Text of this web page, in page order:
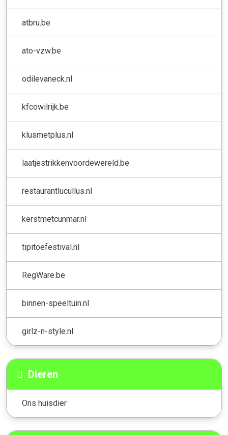
atbru.be
ato-vzw.be
odilevaneck.nl
kfcowilrijk.be
klusmetplus.nl
laatjestrikkenvoordewereld.be
restaurantlucullus.nl
kerstmetcunmar.nl
tipitoefestival.nl
RegWare.be
binnen-speeltuin.nl
girlz-n-style.nl
Dieren
Ons huisdier